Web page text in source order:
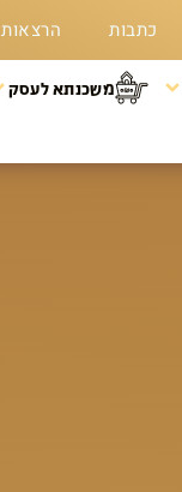
כתבות הרצאות
משכנתא לעסק